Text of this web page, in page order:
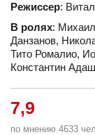
Режиссер:
В ролях:
Данзанов,
Тито Ромалио,
Константин
7,9
по мнению 4633